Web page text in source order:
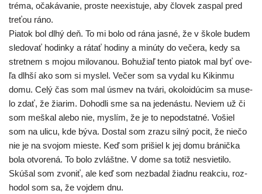
tré­ma, oča­ká­va­nie, pros­te neexis­tu­je, aby člo­vek zaspal pred
tre­ťou ráno.
Piatok bol dlhý deň. To mi bolo od rána jas­né, že v ško­le budem
sle­do­vať hodin­ky a rátať hodi­ny a minú­ty do veče­ra, kedy sa
stret­nem s mojou milo­va­nou. Bohužiaľ ten­to pia­tok mal byť ove­
ľa dlh­ší ako som si mys­lel. Večer som sa vydal ku Kikinmu
domu. Celý čas som mal úsmev na tvá­ri, oko­lo­idú­cim sa muse­
lo zdať, že žia­rim. Dohodli sme sa na jede­nás­tu. Neviem už či
som meš­kal ale­bo nie, mys­lím, že je to nepod­stat­né. Vošiel
som na uli­cu, kde býva. Dostal som zra­zu sil­ný pocit, že nie­čo
nie je na svo­jom mies­te. Keď som pri­šiel k jej domu brá­nič­ka
bola otvo­re­ná. To bolo zvlášt­ne. V dome sa totiž nesvie­ti­lo.
Skúšal som zvo­niť, ale keď som nez­ba­dal žiad­nu reak­ciu, roz­
ho­dol som sa, že voj­dem dnu.